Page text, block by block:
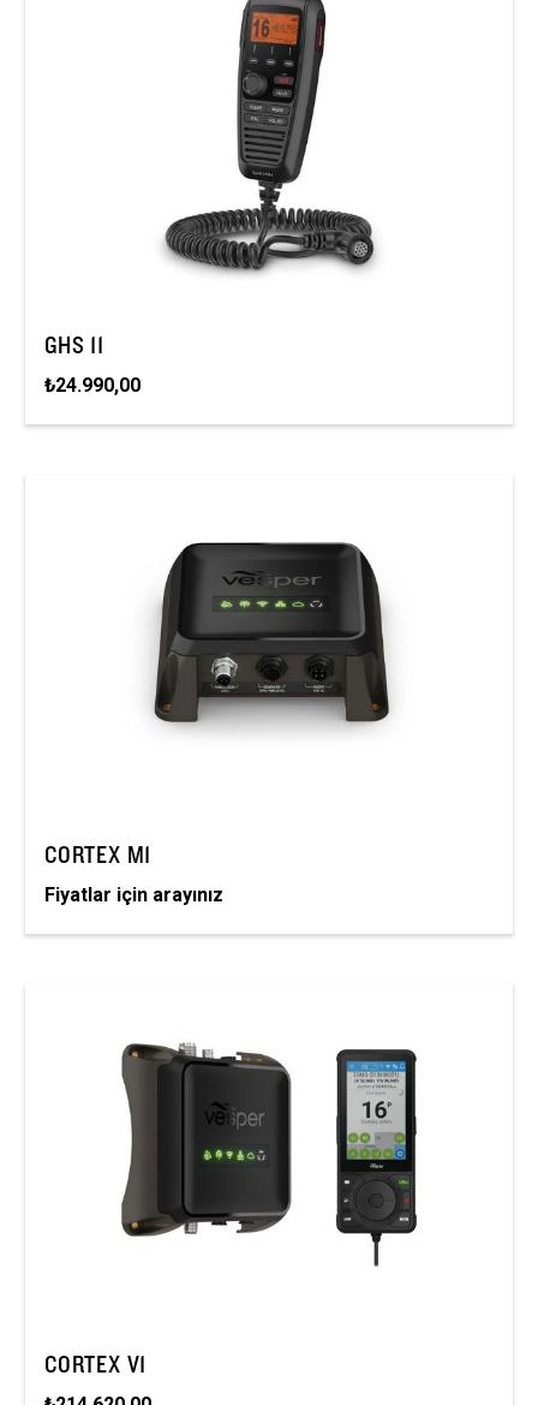
GHS 11
₺24.990,00
CORTEX M1
Fiyatlar için arayınız
CORTEX V1